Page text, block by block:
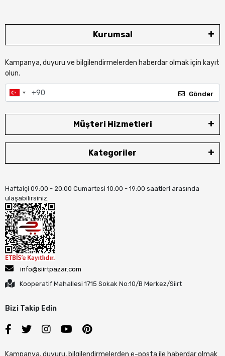
Kurumsal
Kampanya, duyuru ve bilgilendirmelerden haberdar olmak için kayıt
olun.
Gönder
Müşteri Hizmetleri
Kategoriler
Haftaiçi 09:00 - 20:00 Cumartesi 10:00 - 19:00 saatleri arasında
ulaşabilirsiniz.
info@siirtpazar.com
Kooperatif Mahallesi 1715 Sokak No:10/B Merkez/Siirt
Bizi Takip Edin
Kampanya, duyuru, bilgilendirmelerden e-posta ile haberdar olmak